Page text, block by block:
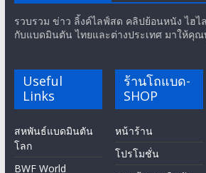
รวบรวม ข่าว ลิ้งค์ไลฟ์สด คลิปย้อนหนัง ไฮไ
กับแบดมินตัน ไทยและต่างประเทศ มาให้คุ
Useful
Links
สหพันธ์แบดมินตัน
โลก
BWF World
ร้านโถแบด-
SHOP
หน้าร้าน
โปรโมชั่น